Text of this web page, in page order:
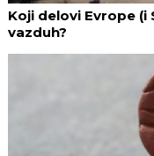
Koji delovi Evrope
vazduh?